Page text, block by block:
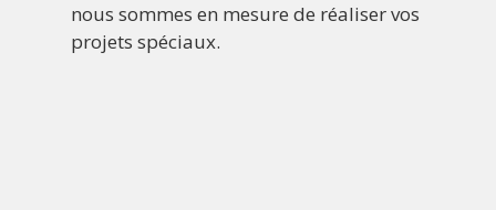
nous sommes en mesure de réaliser vos
projets spéciaux.